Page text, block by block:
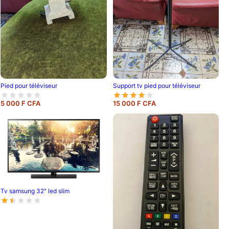
Pied pour téléviseur
5 000 F CFA
Support tv pied pour téléviseur
15 000 F CFA
Tv samsung 32" led slim